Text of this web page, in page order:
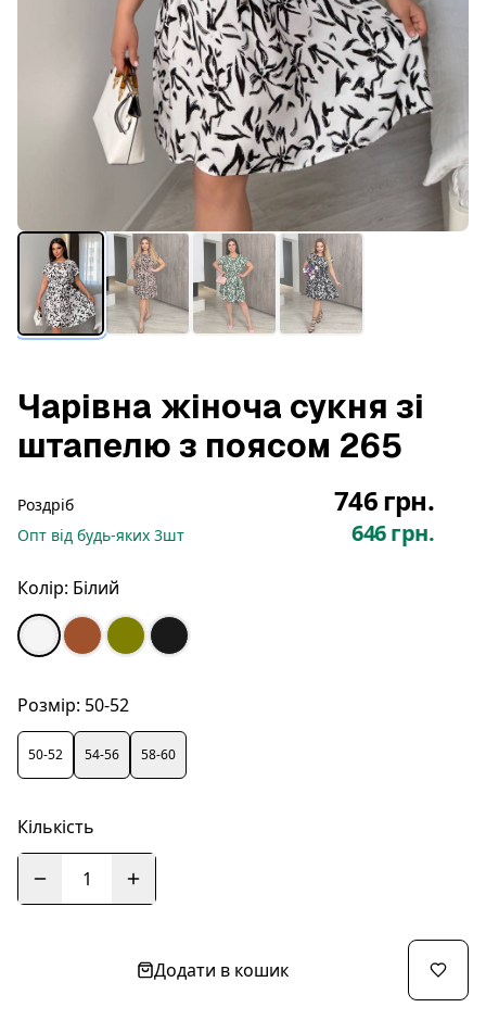
Чарівна жіноча сукня зі
штапелю з поясом 265
Роздріб 746 грн.
Опт від будь-яких 3шт 646 грн.
Колір: Білий
Розмір: 50-52
50-52 54-56 58-60
Кількість
1
Додати в кошик